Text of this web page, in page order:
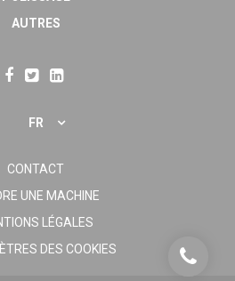
AUTRES
FR
CONTACT
UNE MACHINE
LÉGALES
DES COOKIES